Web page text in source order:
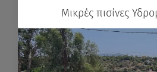
Μικρές πισίνες